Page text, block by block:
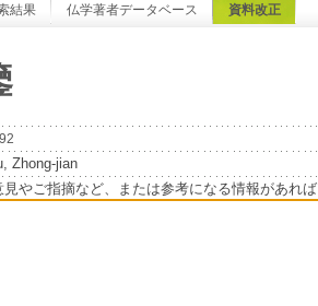
結果 仏学著者データベース 資料改正
Zhong-jian
見やご指摘など、または参考になる情報があれ